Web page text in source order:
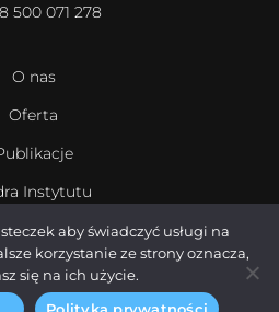
500 071 278
O nas
Oferta
Instytutu
Karieraaby świadczyć usługi na
korzystanie ze strony oznacza,
się na ich użycie.
Polityka prywatności